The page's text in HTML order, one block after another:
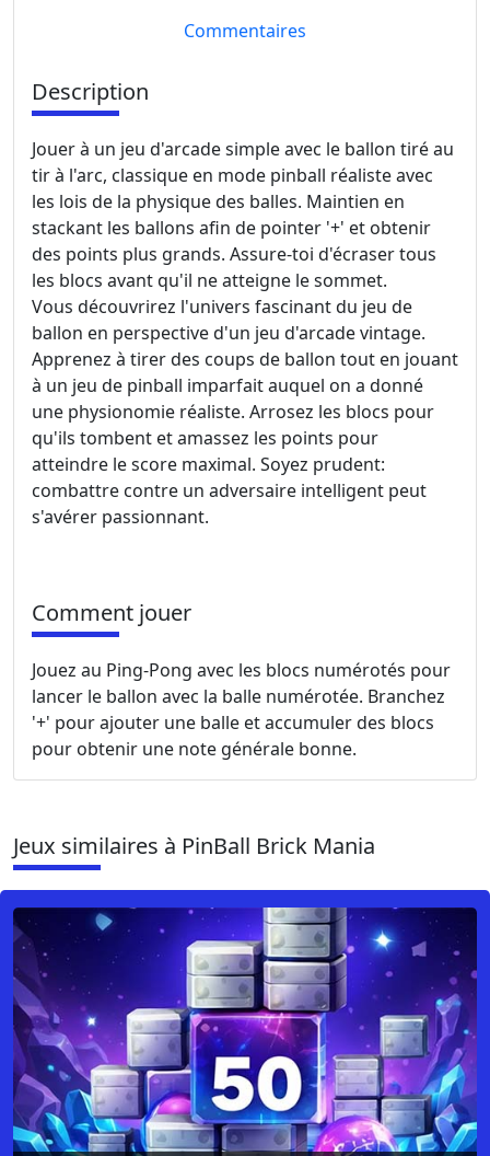
Commentaires
Description
Jouer à un jeu d'arcade simple avec le ballon tiré au
tir à l'arc, classique en mode pinball réaliste avec
les lois de la physique des balles. Maintien en
stackant les ballons afin de pointer '+' et obtenir
des points plus grands. Assure-toi d'écraser tous
les blocs avant qu'il ne atteigne le sommet.
Vous découvrirez l'univers fascinant du jeu de
ballon en perspective d'un jeu d'arcade vintage.
Apprenez à tirer des coups de ballon tout en jouant
à un jeu de pinball imparfait auquel on a donné
une physionomie réaliste. Arrosez les blocs pour
qu'ils tombent et amassez les points pour
atteindre le score maximal. Soyez prudent:
combattre contre un adversaire intelligent peut
s'avérer passionnant.
Comment jouer
Jouez au Ping-Pong avec les blocs numérotés pour
lancer le ballon avec la balle numérotée. Branchez
'+' pour ajouter une balle et accumuler des blocs
pour obtenir une note générale bonne.
Jeux similaires à PinBall Brick Mania